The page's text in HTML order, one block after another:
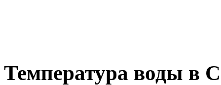
Температура воды в